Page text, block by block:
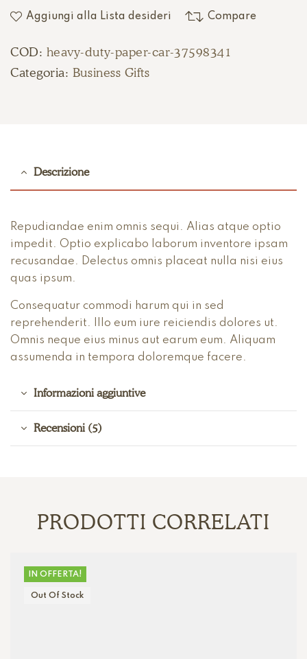
Aggiungi alla Lista desideri Compare
COD: heavy-duty-paper-car-37598341
Categoria: Business Gifts
Descrizione
Repudiandae enim omnis sequi. Alias atque optio
impedit. Optio explicabo laborum inventore ipsam
recusandae. Delectus omnis placeat nulla nisi eius
quas ipsum.
Consequatur commodi harum qui in sed
reprehenderit. Illo eum iure reiciendis dolores ut.
Omnis neque eius minus aut earum eum. Aliquam
assumenda in tempora doloremque facere.
Informazioni aggiuntive
Recensioni (5)
PRODOTTI CORRELATI
IN OFFERTA!
Out Of Stock